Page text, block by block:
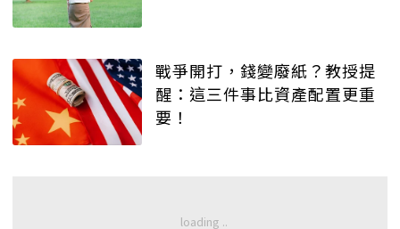
戰爭開打，錢變廢紙？教授提
醒：這三件事比資產配置更重
要！